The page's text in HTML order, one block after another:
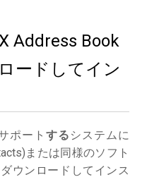
Address Book
ードしてイン
ポートする システムに
または同様のソフト
ウンロードしてインス